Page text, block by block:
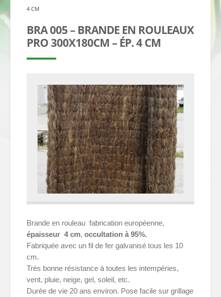
4 CM
BRA 005 – BRANDE EN ROULEAUX
PRO 300X180CM – ÉP. 4 CM
Brande en rouleau fabrication européenne,
épaisseur 4 cm, occultation à 95%.
Fabriquée avec un fil de fer galvanisé tous les 10
cm.
Très bonne résistance à toutes les intempéries,
vent, pluie, neige, gel, soleil, etc.
Durée de vie 20 ans environ. Pose facile sur grillage